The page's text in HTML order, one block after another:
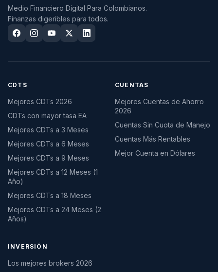
Medio Financiero Digital Para Colombianos.
Finanzas digeribles para todos.
CDTS
Mejores CDTs 2026
CDTs con mayor tasa EA
Mejores CDTs a 3 Meses
Mejores CDTs a 6 Meses
Mejores CDTs a 9 Meses
Mejores CDTs a 12 Meses (1
Año)
Mejores CDTs a 18 Meses
Mejores CDTs a 24 Meses (2
Años)
CUENTAS
Mejores Cuentas de Ahorro
2026
Cuentas Sin Cuota de Manejo
Cuentas Más Rentables
Mejor Cuenta en Dólares
INVERSIÓN
Los mejores brokers 2026